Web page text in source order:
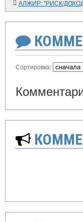
Сортировка: